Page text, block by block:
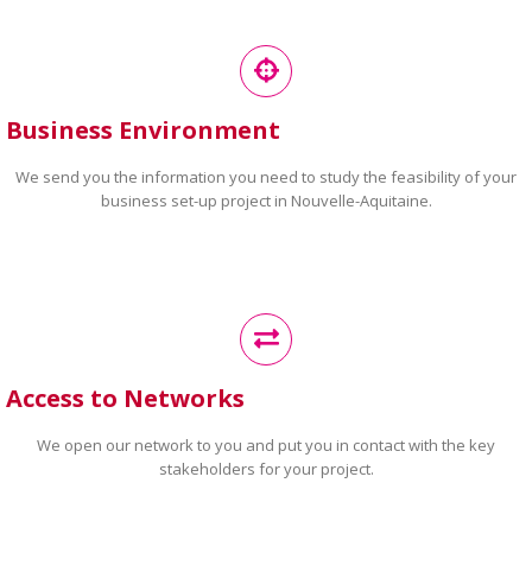
Business Environment
We send you the information you need to study the feasibility of your
business set-up project in Nouvelle-Aquitaine.
Access to Networks
We open our network to you and put you in contact with the key
stakeholders for your project.